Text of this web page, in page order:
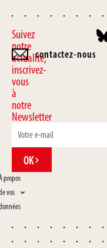
Suivez
notre
actualité,
inscrivez-
vous
à
notre
Newsletter
OK
propos
vos
contactez-nous